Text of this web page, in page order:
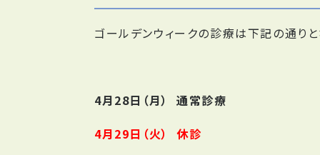
ゴールデンウィークの診療は下記の通りと
4月28日（月） 通常診療
4月29日（火） 休診